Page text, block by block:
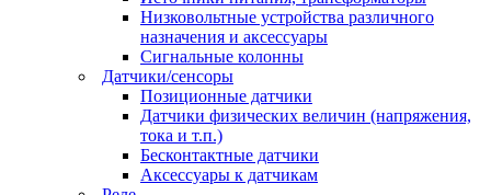
Низковольтные устройства различного
назначения и аксессуары
Сигнальные колонны
Датчики/сенсоры
Позиционные датчики
Датчики физических величин (напряжения,
тока и т.п.)
Бесконтактные датчики
Аксессуары к датчикам